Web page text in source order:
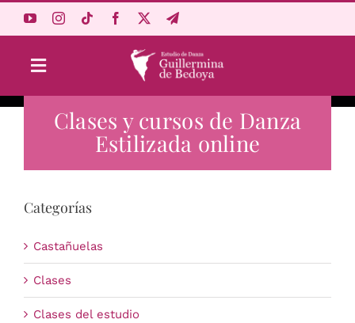
Toggle
Navigation
Aprende Online
Estudio
Clases y cursos de Danza
Estilizada online
Categorías
Castañuelas
Clases
Clases del estudio